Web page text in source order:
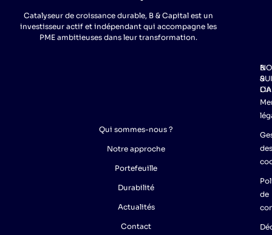
Catalyseur de croissance durable, B & Capital est un
investisseur actif et indépendant qui accompagne les
PME ambitieuses dans leur transformation.
Qui sommes-nous ?
Notre approche
Portefeuille
Durabilité
Actualités
Contact
B
&
des
de